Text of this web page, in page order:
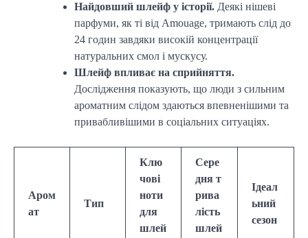
Найдовший шлейф у історії. Деякі нішеві
парфуми, як ті від Amouage, тримають слід до
24 годин завдяки високій концентрації
натуральних смол і мускусу.
Шлейф впливає на сприйняття.
Дослідження показують, що люди з сильним
ароматним слідом здаються впевненішими та
привабливішими в соціальних ситуаціях.
Аром
ат
Тип
Клю
чові
ноти
для
шлей
Сере
дня т
рива
лість
шлей
Ідеал
ьний
сезон